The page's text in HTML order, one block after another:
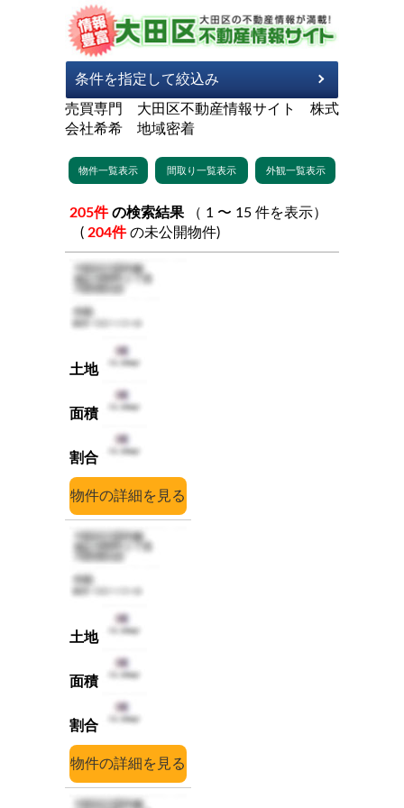
売買専門 大田区不動産情報サイト 株式
会社希希 地域密着
205件 の検索結果
( 204件 の未公開物件)
詳細
詳細